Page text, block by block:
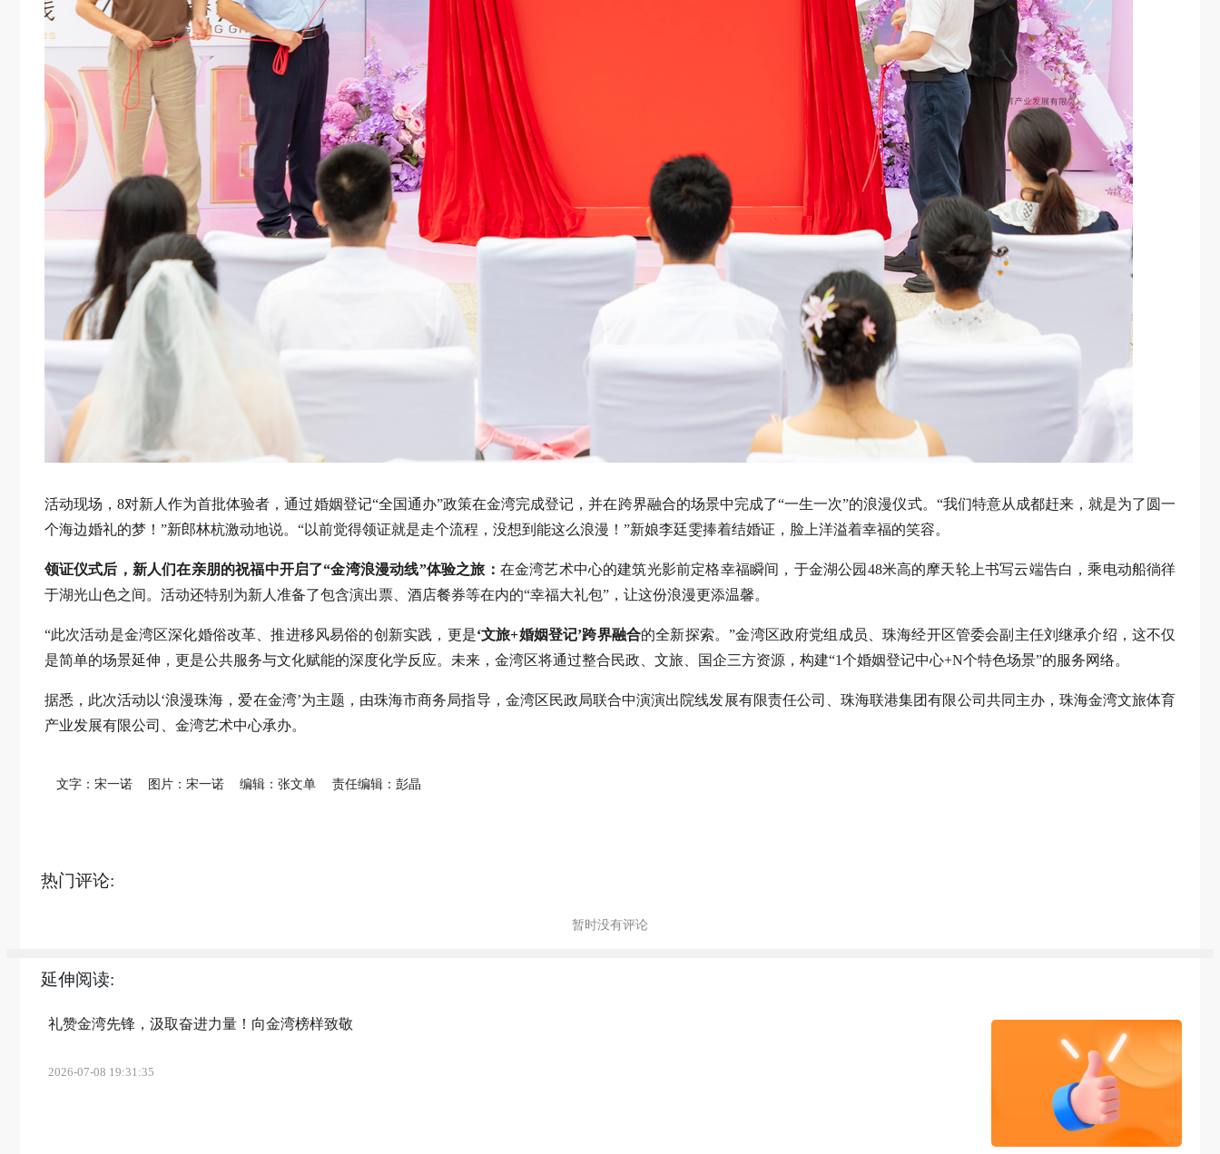
活动现场，8对新人作为首批体验者，通过婚姻登记“全国通办”政策在金湾完成登记，并在跨界融合的场景中完成了“一生一次”的浪漫仪式。“我们特意从成都赶来，就是为了圆一
个海边婚礼的梦！”新郎林杭激动地说。“以前觉得领证就是走个流程，没想到能这么浪漫！”新娘李廷雯捧着结婚证，脸上洋溢着幸福的笑容。
领证仪式后，新人们在亲朋的祝福中开启了“金湾浪漫动线”体验之旅： 在金湾艺术中心的建筑光影前定格幸福瞬间，于金湖公园48米高的摩天轮上书写云端告白，乘电动船徜徉
于湖光山色之间。活动还特别为新人准备了包含演出票、酒店餐券等在内的“幸福大礼包”，让这份浪漫更添温馨。
“此次活动是金湾区深化婚俗改革、推进移风易俗的创新实践，更是‘文旅+婚姻登记’跨界融合的全新探索。”金湾区政府党组成员、珠海经开区管委会副主任刘继承介绍，这不仅
是简单的场景延伸，更是公共服务与文化赋能的深度化学反应。未来，金湾区将通过整合民政、文旅、国企三方资源，构建“1个婚姻登记中心+N个特色场景”的服务网络。
据悉，此次活动以‘浪漫珠海，爱在金湾’为主题，由珠海市商务局指导，金湾区民政局联合中演演出院线发展有限责任公司、珠海联港集团有限公司共同主办，珠海金湾文旅体育
产业发展有限公司、金湾艺术中心承办。
文字：宋一诺 图片：宋一诺 编辑：张文单 责任编辑：彭晶
热门评论:
暂时没有评论
延伸阅读:
礼赞金湾先锋，汲取奋进力量！向金湾榜样致敬
2026-07-08 19:31:35